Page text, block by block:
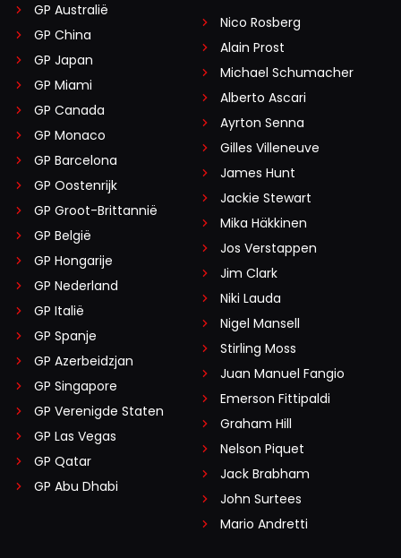
GP Australië
GP China
GP Japan
GP Miami
GP Canada
GP Monaco
GP Barcelona
GP Oostenrijk
GP Groot-Brittannië
GP België
GP Hongarije
GP Nederland
GP Italië
GP Spanje
GP Azerbeidzjan
GP Singapore
GP Verenigde Staten
GP Las Vegas
GP Qatar
GP Abu Dhabi
Nico Rosberg
Alain Prost
Michael Schumacher
Alberto Ascari
Ayrton Senna
Gilles Villeneuve
James Hunt
Jackie Stewart
Mika Häkkinen
Jos Verstappen
Jim Clark
Niki Lauda
Nigel Mansell
Stirling Moss
Juan Manuel Fangio
Emerson Fittipaldi
Graham Hill
Nelson Piquet
Jack Brabham
John Surtees
Mario Andretti